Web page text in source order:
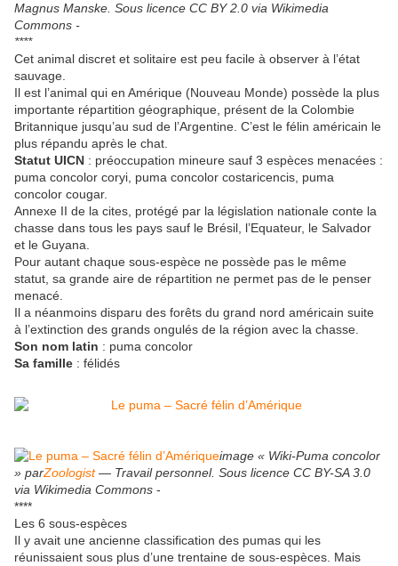
Magnus Manske. Sous licence CC BY 2.0 via Wikimedia
Commons -
****
Cet animal discret et solitaire est peu facile à observer à l’état
sauvage.
Il est l’animal qui en Amérique (Nouveau Monde) possède la plus
importante répartition géographique, présent de la Colombie
Britannique jusqu’au sud de l’Argentine. C’est le félin américain le
plus répandu après le chat.
Statut UICN : préoccupation mineure sauf 3 espèces menacées :
puma concolor coryi, puma concolor costaricencis, puma
concolor cougar.
Annexe II de la cites, protégé par la législation nationale conte la
chasse dans tous les pays sauf le Brésil, l’Equateur, le Salvador
et le Guyana.
Pour autant chaque sous-espèce ne possède pas le même
statut, sa grande aire de répartition ne permet pas de le penser
menacé.
Il a néanmoins disparu des forêts du grand nord américain suite
à l’extinction des grands ongulés de la région avec la chasse.
Son nom latin : puma concolor
Sa famille : félidés
image « Wiki-Puma concolor
» parZoologist— Travail personnel. Sous licence CC BY-SA 3.0
via Wikimedia Commons -
****
Les 6 sous-espèces
Il y avait une ancienne classification des pumas qui les
réunissaient sous plus d’une trentaine de sous-espèces. Mais